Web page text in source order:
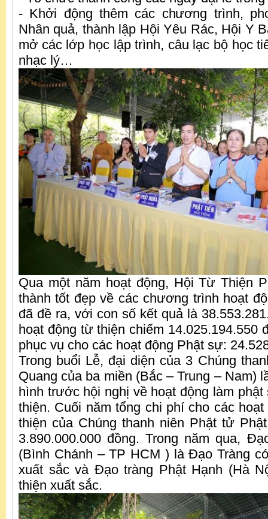
- Khởi động thêm các chương trình,
Nhân quả, thành lập Hội Yêu Rác, Hội Y
mở các lớp học lập trình, câu lạc bộ học
nhạc lý…
Qua một năm hoạt động, Hội Từ Thiện
thành tốt đẹp về các chương trình hoạt
đã đề ra, với con số kết quả là
hoạt động từ thiện chiếm 14.025.194.550
phục vụ cho các hoạt động Phật sự:
Trong buổi Lễ, đại diện của 3 Chúng
Quang của ba miền (Bắc – Trung – Nam)
hình trước hội nghị về hoạt động làm
thiện. Cuối năm tổng chi phí cho các
thiện của Chúng thanh niên Phật tử
3.890.000.000 đồng. Trong năm qua,
(Bình Chánh – TP HCM ) là Đạo Tràng
xuất sắc và Đạo tràng Phật Hạnh (Hà
thiện xuất sắc.